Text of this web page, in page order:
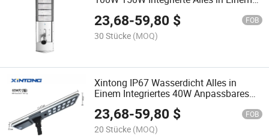
23,68-59,80 $ FOB
30 Stücke (MOQ)
Xintong IP67 Wasserdicht Alles in
Einem Integriertes 40W Anpassbares
Integriertes Solarstrom LED
Straßenlicht
23,68-59,80 $ FOB
20 Stücke (MOQ)